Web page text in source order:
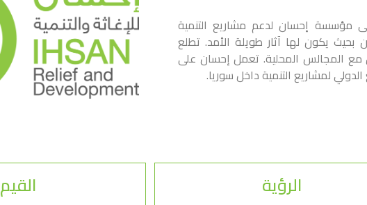
مؤسسة إحسان لدعم مشاريع التنمية
بحيث يكون لها آثار طويلة الأمد. تطلع
مع المجالس المحلية. تعمل إحسان على
لمشاريع التنمية داخل سوريا.
الرؤية القيم